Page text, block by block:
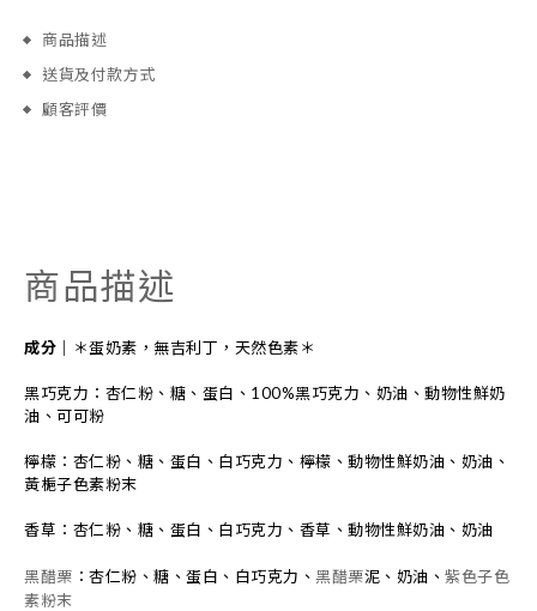
商品描述
送貨及付款方式
顧客評價
商品描述
成分｜ ＊蛋奶素，無吉利丁，天然色素＊
黑巧克力 ：杏仁粉、糖、蛋白、100%黑巧克力、奶油、動物性鮮奶
油、可可粉
檸檬：杏仁粉、糖、蛋白、白巧克力、檸檬、動物性鮮奶油、奶油、
黃梔子色素粉末
香草：杏仁粉、糖、蛋白、白巧克力、香草、動物性鮮奶油、奶油
黑醋栗 ：杏仁粉、糖、蛋白、白巧克力、 黑醋栗泥、奶油、 紫色子色
素粉末